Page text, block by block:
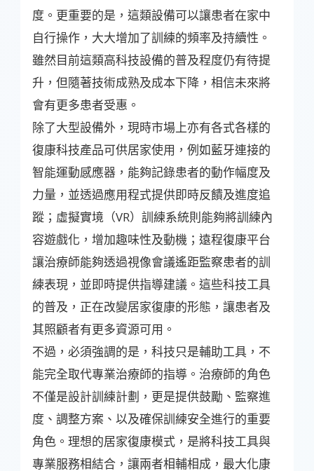
度。更重要的是，這類設備可以讓患者在家中
自行操作，大大增加了訓練的頻率及持續性。
雖然目前這類高科技設備的普及程度仍有待提
升，但隨著技術成熟及成本下降，相信未來將
會有更多患者受惠。
除了大型設備外，現時市場上亦有各式各樣的
復康科技產品可供居家使用，例如藍牙連接的
智能運動感應器，能夠記錄患者的動作幅度及
力量，並透過應用程式提供即時反饋及進度追
蹤；虛擬實境（VR）訓練系統則能夠將訓練內
容遊戲化，增加趣味性及動機；遠程復康平台
讓治療師能夠透過視像會議遙距監察患者的訓
練表現，並即時提供指導建議。這些科技工具
的普及，正在改變居家復康的形態，讓患者及
其照顧者有更多資源可用。
不過，必須強調的是，科技只是輔助工具，不
能完全取代專業治療師的指導。治療師的角色
不僅是設計訓練計劃，更是提供鼓勵、監察進
度、調整方案、以及確保訓練安全進行的重要
角色。理想的居家復康模式，是將科技工具與
專業服務相結合，讓兩者相輔相成，最大化康